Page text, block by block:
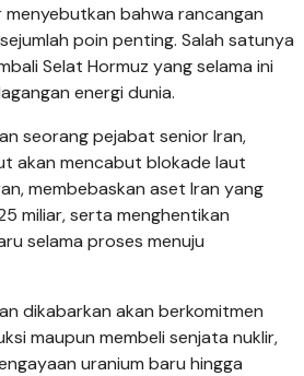
bahwa rancangan
poin penting. Salah satunya
Selat Hormuz yang selama ini
energi dunia.
seorang pejabat senior Iran,
akan mencabut blokade laut
membebaskan aset Iran yang
miliar, serta menghentikan
selama proses menuju
dikabarkan akan berkomitmen
maupun membeli senjata nuklir,
uranium baru hingga